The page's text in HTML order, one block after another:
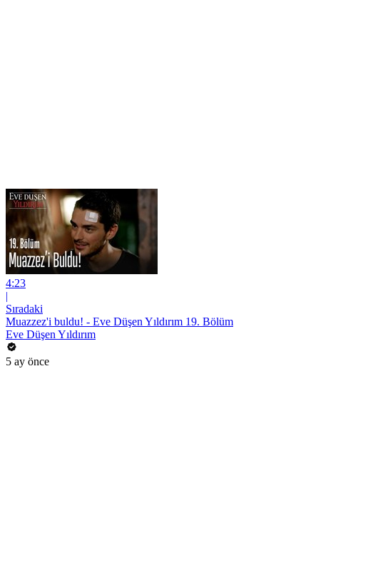
4:23
|
Sıradaki
Muazzez'i buldu! - Eve Düşen Yıldırım 19. Bölüm
Eve Düşen Yıldırım
5 ay önce